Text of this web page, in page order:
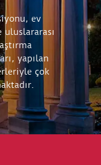
ev
uluslararası
yapılan
çok